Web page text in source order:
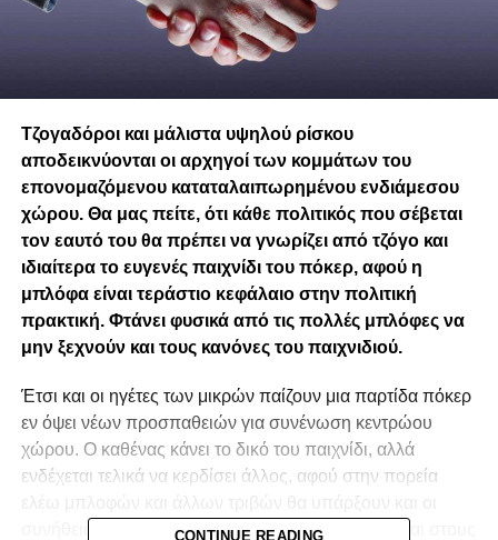
Τζογαδόροι και μάλιστα υψηλού ρίσκου
αποδεικνύονται οι αρχηγοί των κομμάτων του
επονομαζόμενου καταταλαιπωρημένου ενδιάμεσου
χώρου. Θα μας πείτε, ότι κάθε πολιτικός που σέβεται
τον εαυτό του θα πρέπει να γνωρίζει από τζόγο και
ιδιαίτερα το ευγενές παιχνίδι του πόκερ, αφού η
μπλόφα είναι τεράστιο κεφάλαιο στην πολιτική
πρακτική. Φτάνει φυσικά από τις πολλές μπλόφες να
μην ξεχνούν και τους κανόνες του παιχνιδιού.
Έτσι και οι ηγέτες των μικρών παίζουν μια παρτίδα πόκερ
εν όψει νέων προσπαθειών για συνένωση κεντρώου
χώρου. Ο καθένας κάνει το δικό του παιχνίδι, αλλά
ενδέχεται τελικά να κερδίσει άλλος, αφού στην πορεία
συνήθεις αντιπαραθέσεις και πίκρες που αφήνονται στους
CONTINUE READING